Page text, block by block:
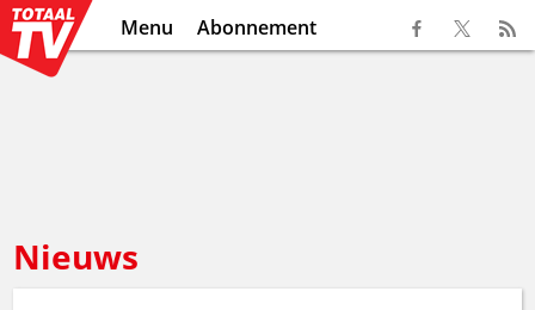
Menu Abonnement
Nieuws